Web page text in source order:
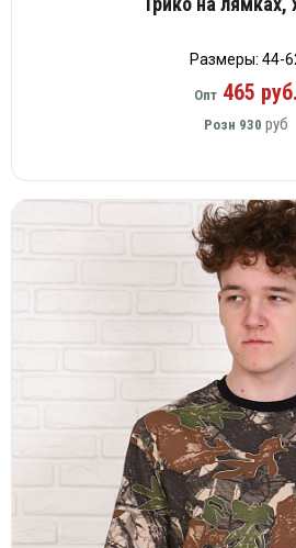
Размеры: 44-
Опт465 руб.
Розн 930 руб